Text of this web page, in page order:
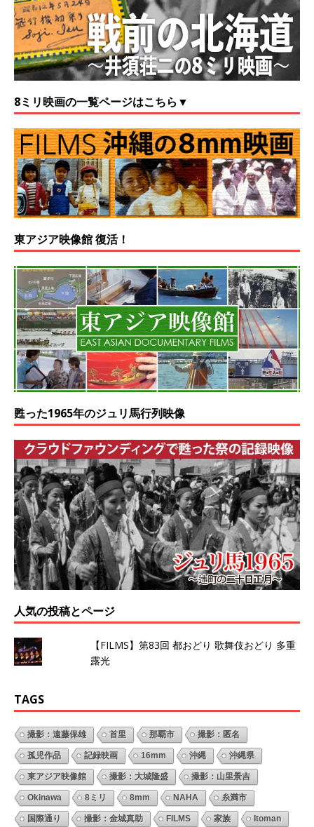
8ミリ映画の一覧ページはこちら▼
東アジア映像館 復活！
甦った1965年のジュリ馬行列映像
人気の投稿とページ
【FILMS】第83回 都おどり 歌舞伎おどり 多重
露光
TAGS
撮影：遠藤保雄 首里 那覇市 撮影：匿名
孤児作品 記録映画 16mm 沖縄 沖縄県
東アジア映像館 撮影：大城隆盛 撮影：山里景吉
Okinawa 8ミリ 8mm NAHA 糸満市
国際通り 撮影：金城真助 FILMS 家族 Itoman